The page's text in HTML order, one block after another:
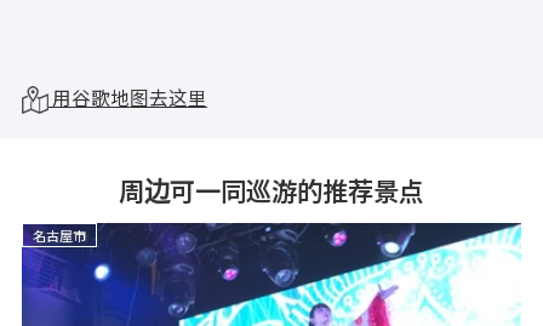
用谷歌地图去这里
周边可一同巡游的推荐景点
名古屋市